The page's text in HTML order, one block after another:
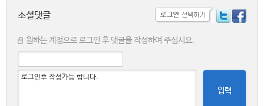
소셜댓글
원하는 계정으로 로그인 후 댓글을 작성하여 주십시요.
입력